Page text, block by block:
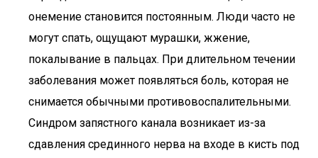
онемение становится постоянным. Люди часто не
могут спать, ощущают мурашки, жжение,
покалывание в пальцах. При длительном течении
заболевания может появляться боль, которая не
снимается обычными противовоспалительными.
Синдром запястного канала возникает из-за
сдавления срединного нерва на входе в кисть под